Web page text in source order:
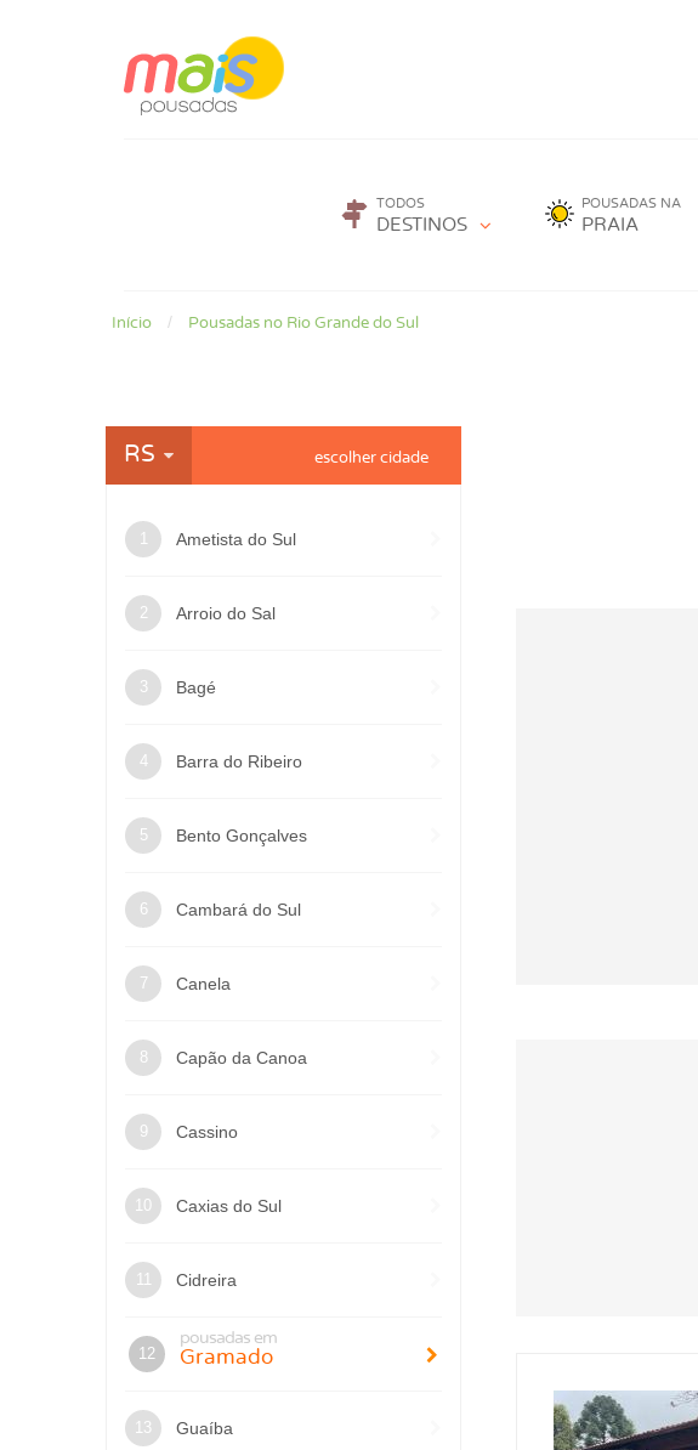
TODOS
DESTINOS
POUSADAS NA
PRAIA
Início Pousadas no Rio Grande do Sul
RS
Ametista do Sul
Arroio do Sal
Bagé
Barra do Ribeiro
Bento Gonçalves
Cambará do Sul
Canela
Capão da Canoa
Cassino
Caxias do Sul
Cidreira
pousadas em
Gramado
Guaíba